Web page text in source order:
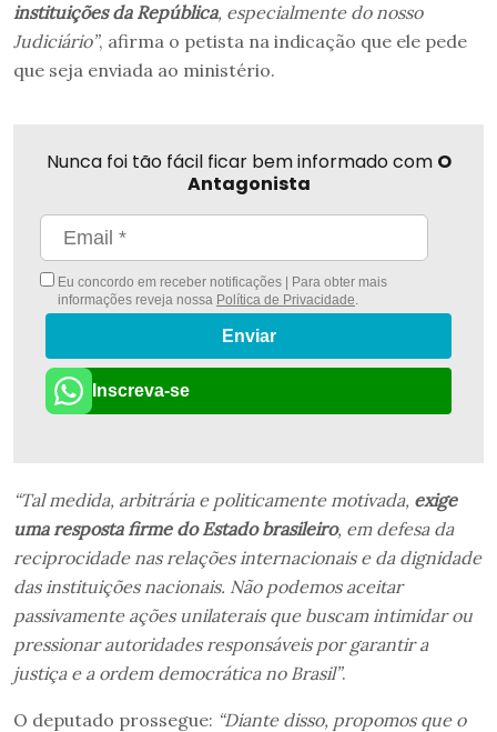
instituições da República, especialmente do nosso
Judiciário”, afirma o petista na indicação que ele pede
que seja enviada ao ministério.
Nunca foi tão fácil ficar bem informado com O
Antagonista
Eu concordo em receber notificações | Para obter mais
informações reveja nossa Política de Privacidade.
Enviar
Inscreva-se
“Tal medida, arbitrária e politicamente motivada, exige
uma resposta firme do Estado brasileiro, em defesa da
reciprocidade nas relações internacionais e da dignidade
das instituições nacionais. Não podemos aceitar
passivamente ações unilaterais que buscam intimidar ou
pressionar autoridades responsáveis por garantir a
justiça e a ordem democrática no Brasil”.
O deputado prossegue: “Diante disso, propomos que o